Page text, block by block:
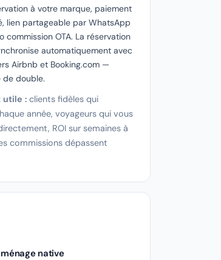
à votre marque, paiement
lien partageable par WhatsApp
commission OTA. La réservation
automatiquement avec
Airbnb et Booking.com —
de double.
utile : clients fidèles qui
année, voyageurs qui vous
ROI sur semaines à
commissions dépassent
native